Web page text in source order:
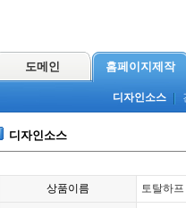
도메인 홈페이지제작
디자인소스
디자인소스
상품이름 토탈하프